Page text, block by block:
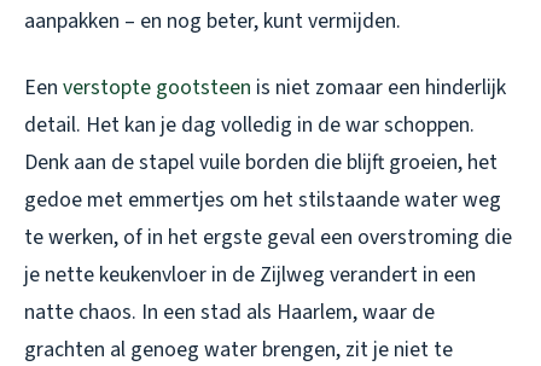
aanpakken – en nog beter, kunt vermijden.
Een verstopte gootsteen is niet zomaar een hinderlijk
detail. Het kan je dag volledig in de war schoppen.
Denk aan de stapel vuile borden die blijft groeien, het
gedoe met emmertjes om het stilstaande water weg
te werken, of in het ergste geval een overstroming die
je nette keukenvloer in de Zijlweg verandert in een
natte chaos. In een stad als Haarlem, waar de
grachten al genoeg water brengen, zit je niet te